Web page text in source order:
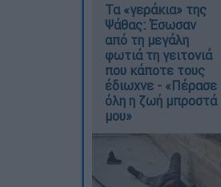
Τα «γεράκια» της
Ψάθας: Έσωσαν
από τη μεγάλη
φωτιά τη γειτονιά
που κάποτε τους
έδιωχνε - «Πέρασε
όλη η ζωή μπροστά
μου»